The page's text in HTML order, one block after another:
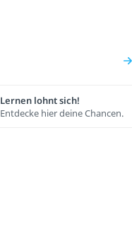
Lernen lohnt sich!
Entdecke hier deine Chancen.